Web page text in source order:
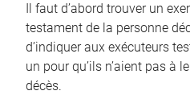
Il faut d’abord trouver un
testament de la personne
d’indiquer aux exécuteurs
un pour qu’ils n’aient pas à
décès.